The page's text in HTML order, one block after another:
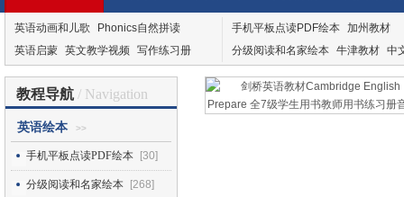
英语动画和儿歌
Phonics自然拼读
英语启蒙 英文教学视频 写作练习册
手机平板点读PDF绘本 加州教材
分级阅读和名家绘本 牛津教材 中
教程导航 / Navigation
英语绘本 >>
手机平板点读PDF绘本 [30]
分级阅读和名家绘本 [268]